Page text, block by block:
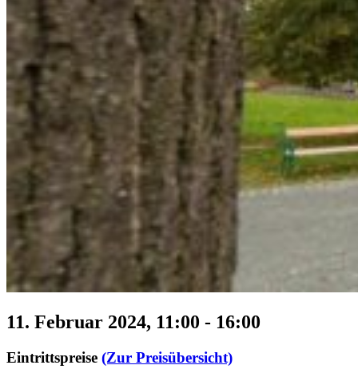
11. Februar 2024, 11:00 - 16:00
Eintrittspreise (Zur Preisübersicht)